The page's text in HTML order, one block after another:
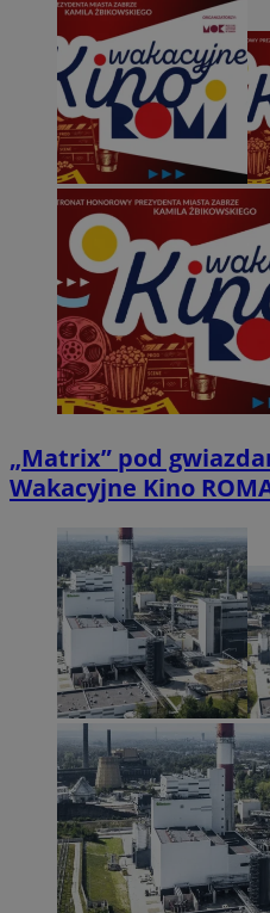
„Matrix” pod
Wakacyjne Kino